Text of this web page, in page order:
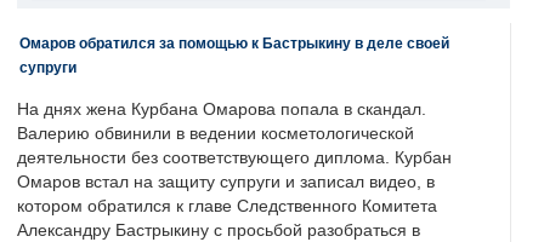
Омаров обратился за помощью к Бастрыкину в деле своей
супруги
На днях жена Курбана Омарова попала в скандал.
Валерию обвинили в ведении косметологической
деятельности без соответствующего диплома. Курбан
Омаров встал на защиту супруги и записал видео, в
котором обратился к главе Следственного Комитета
Александру Бастрыкину с просьбой разобраться в